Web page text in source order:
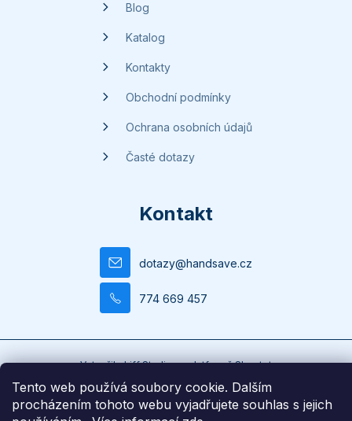
Tento web používá soubory cookie. Dalším
procházením tohoto webu vyjadřujete souhlas s jejich
Blog
Katalog
Kontakty
Obchodní podmínky
Ochrana osobních údajů
Časté dotazy
Kontakt
dotazy@handsave.cz
774 669 457
Vytvořilo Liff Studiona platforměShoptet
Copyright 2026Handsave.cz. Všechna práva vyhrazena.